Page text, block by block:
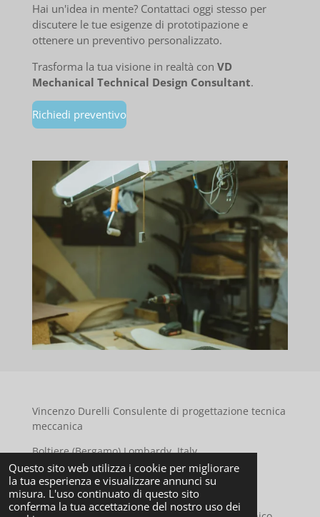
Questo sito web utilizza i cookie per migliorare
la tua esperienza e visualizzare annunci su
misura. L'uso continuato di questo sito
conferma la tua accettazione del nostro uso dei
Hai un'idea in mente? Contattaci oggi stesso per
discutere le tue esigenze di prototipazione e
ottenere un preventivo personalizzato.
Trasforma la tua visione in realtà con VD
Mechanical Technical Design Consultant.
Richiedi preventivo
Vincenzo Durelli Consulente di progettazione tecnica
meccanica
Boltiere (Bergamo) Lombardy, Italy
e-mail:durelli.vincenzo@gmail.com
tel: 0039 333 5903726